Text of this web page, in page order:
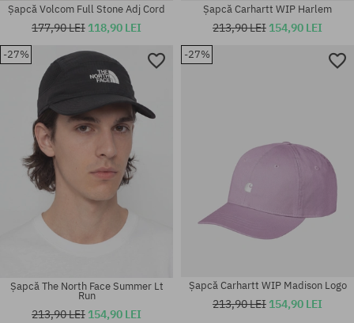
mărime universală
Șapcă Volcom Full Stone Adj Cord
177,90 LEI 118,90 LEI
Șapcă Carhartt WIP Harlem
213,90 LEI 154,90 LEI
-27%
Șapcă The North Face Summer Lt
Run
213,90 LEI 154,90 LEI
-27%
Șapcă Carhartt WIP Madison Logo
213,90 LEI 154,90 LEI